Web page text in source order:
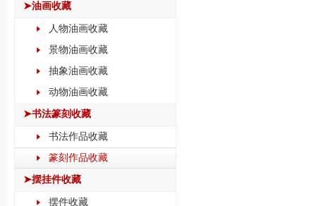
➤油画收藏
人物油画收藏
景物油画收藏
抽象油画收藏
动物油画收藏
➤书法篆刻收藏
书法作品收藏
篆刻作品收藏
➤摆挂件收藏
摆件收藏